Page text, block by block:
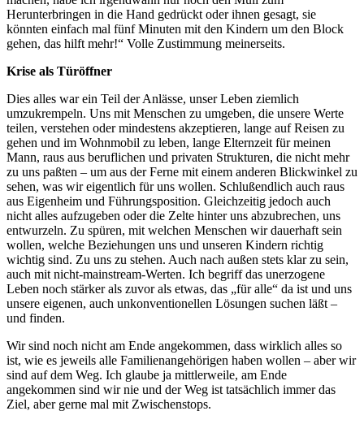
Herunterbringen in die Hand gedrückt oder ihnen gesagt, sie
könnten einfach mal fünf Minuten mit den Kindern um den Block
gehen, das hilft mehr!“ Volle Zustimmung meinerseits.
Krise als Türöffner
Dies alles war ein Teil der Anlässe, unser Leben ziemlich
umzukrempeln. Uns mit Menschen zu umgeben, die unsere Werte
teilen, verstehen oder mindestens akzeptieren, lange auf Reisen zu
gehen und im Wohnmobil zu leben, lange Elternzeit für meinen
Mann, raus aus beruflichen und privaten Strukturen, die nicht mehr
zu uns paßten – um aus der Ferne mit einem anderen Blickwinkel zu
sehen, was wir eigentlich für uns wollen. Schlußendlich auch raus
aus Eigenheim und Führungsposition. Gleichzeitig jedoch auch
nicht alles aufzugeben oder die Zelte hinter uns abzubrechen, uns
entwurzeln. Zu spüren, mit welchen Menschen wir dauerhaft sein
wollen, welche Beziehungen uns und unseren Kindern richtig
wichtig sind. Zu uns zu stehen. Auch nach außen stets klar zu sein,
auch mit nicht-mainstream-Werten. Ich begriff das unerzogene
Leben noch stärker als zuvor als etwas, das „für alle“ da ist und uns
unsere eigenen, auch unkonventionellen Lösungen suchen läßt –
und finden.
Wir sind noch nicht am Ende angekommen, dass wirklich alles so
ist, wie es jeweils alle Familienangehörigen haben wollen – aber wir
sind auf dem Weg. Ich glaube ja mittlerweile, am Ende
angekommen sind wir nie und der Weg ist tatsächlich immer das
Ziel, aber gerne mal mit Zwischenstops.